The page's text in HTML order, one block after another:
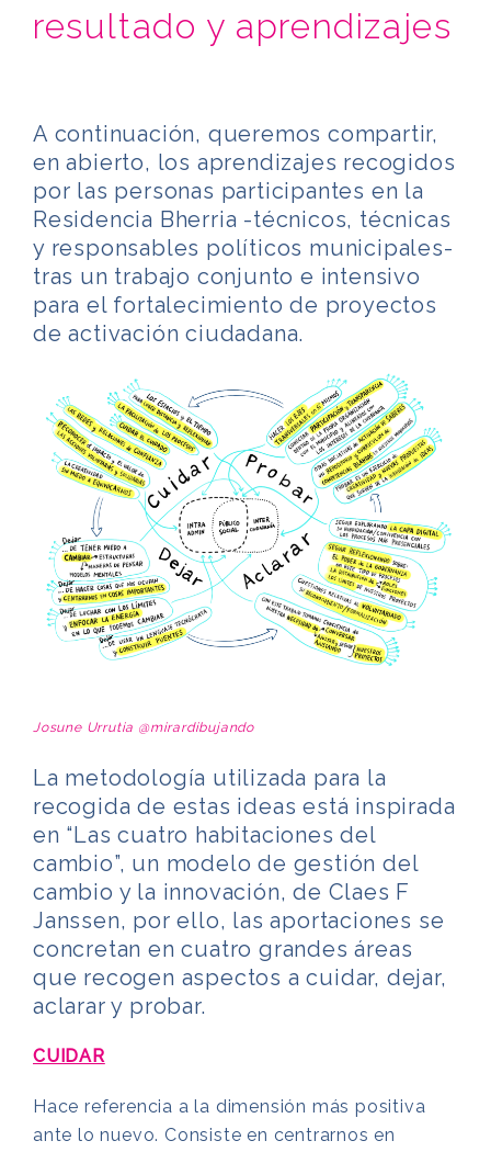
resultado y aprendizajes
A continuación, queremos compartir,
en abierto, los aprendizajes recogidos
por las personas participantes en la
Residencia Bherria -técnicos, técnicas
y responsables políticos municipales-
tras un trabajo conjunto e intensivo
para el fortalecimiento de proyectos
de activación ciudadana.
Josune Urrutia @mirardibujando
La metodología utilizada para la
recogida de estas ideas está inspirada
en “Las cuatro habitaciones del
cambio”, un modelo de gestión del
cambio y la innovación, de Claes F
Janssen, por ello, las aportaciones se
concretan en cuatro grandes áreas
que recogen aspectos a cuidar, dejar,
aclarar y probar.
CUIDAR
Hace referencia a la dimensión más positiva
ante lo nuevo. Consiste en centrarnos en